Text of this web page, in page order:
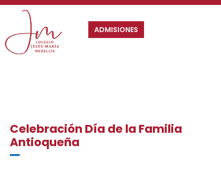
ADMISIONES
Celebración Día de la Familia
Antioqueña